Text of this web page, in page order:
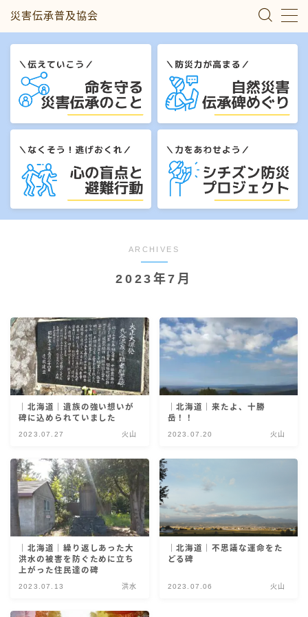
災害伝承普及協会
MENU
災害伝承のこと
自然災害伝承碑めぐり
心の盲点と避難行動
シチズン防災プロジェクト
災害伝承検定
ARCHIVES
2023年7月
｜北海道｜遺族の強い想いが
碑に込められていました
2023.07.27 火山
｜北海道｜来たよ、十勝
岳！！
2023.07.20 火山
｜北海道｜繰り返しあった大
洪水の被害を防ぐために立ち
上がった住民達の碑
2023.07.13 洪水
｜北海道｜不思議な運命をた
どる碑
2023.07.06 火山